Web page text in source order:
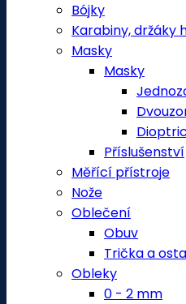
Bójky
Karabiny, držáky
Masky
Masky
Příslušenství
Měřící přístroje
Nože
Oblečení
Obuv
Trička a
Obleky
0 - 2 mm